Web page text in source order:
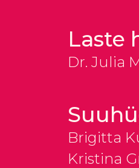
Laste
Dr. Julia
Brigitta
Kristina